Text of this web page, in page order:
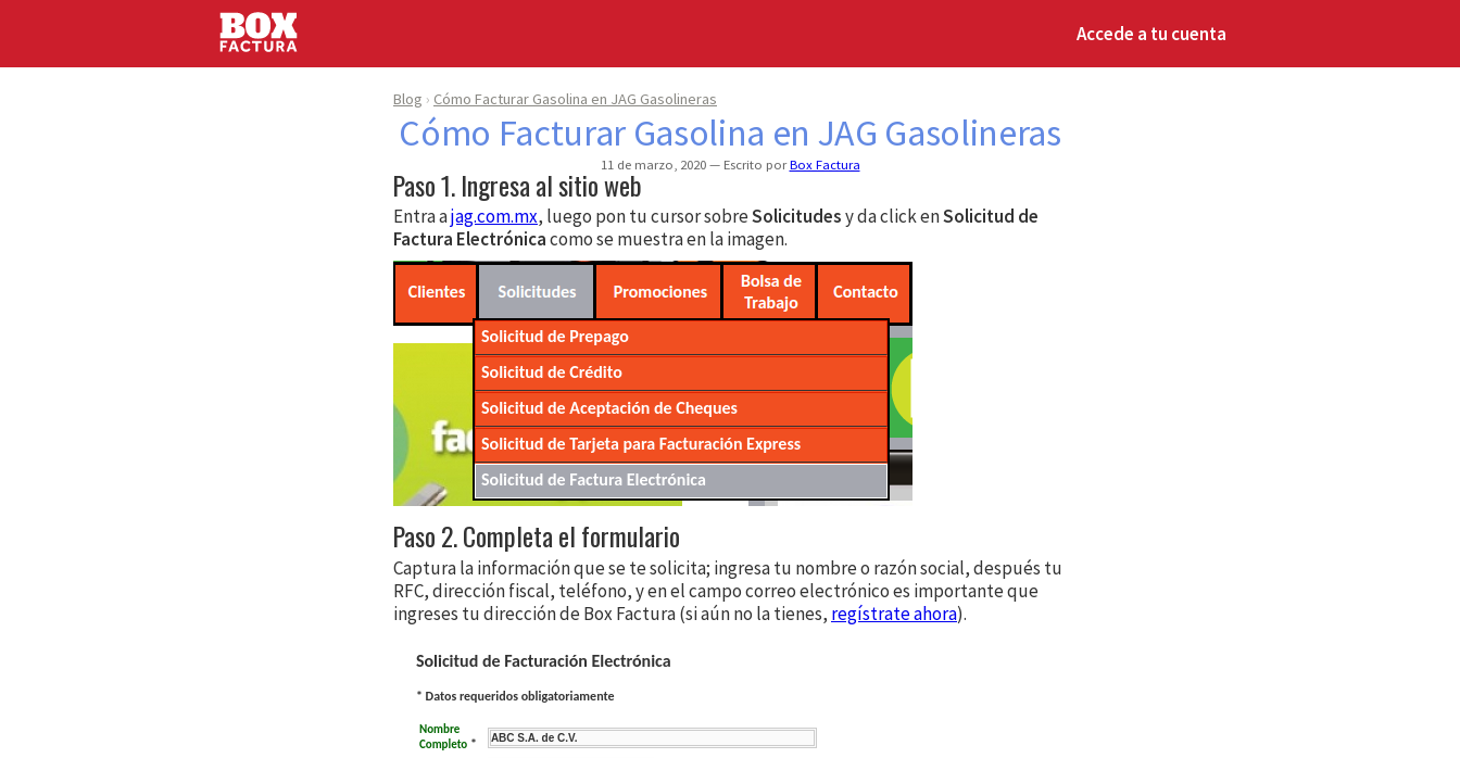
Accede a tu cuenta
Blog Cómo Facturar Gasolina en JAG Gasolineras
Cómo Facturar Gasolina en JAG Gasolineras
11 de marzo, 2020 Escrito porBox Factura
Paso 1. Ingresa al sitio web
Entra ajag.com.mx, luego pon tu cursor sobreSolicitudesy da click enSolicitud de
Factura Electrónicacomo se muestra en la imagen.
Paso 2. Completa el formulario
Captura la información que se te solicita; ingresa tu nombre o razón social, después tu
RFC, dirección fiscal, teléfono, y en el campo correo electrónico es importante que
ingreses tu dirección de Box Factura (si aún no la tienes, regístrate ahora).